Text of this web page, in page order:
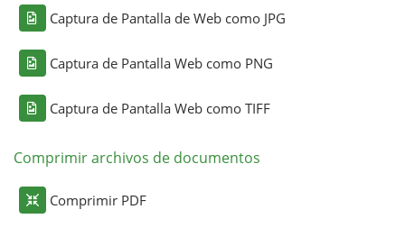
Captura de Pantalla de Web como JPG
Captura de Pantalla Web como PNG
Captura de Pantalla Web como TIFF
Comprimir archivos de documentos
Comprimir PDF